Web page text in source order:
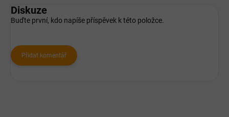
Diskuze
Buďte první, kdo napíše příspěvek k této položce.
Přidat komentář